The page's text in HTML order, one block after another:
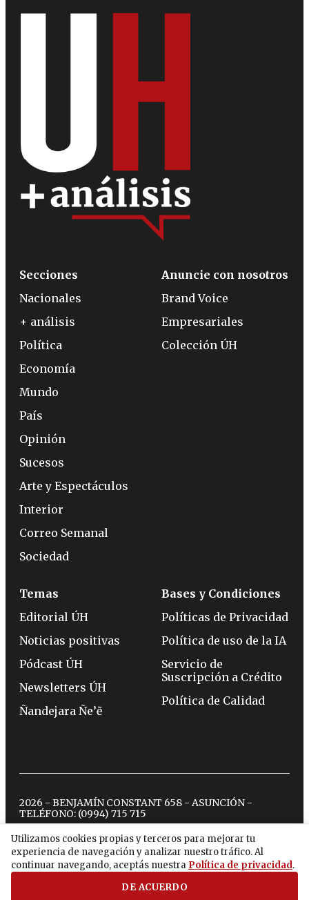
Utilizamos cookies propias y terceros para mejorar tu
experiencia de navegación y analizar nuestro tráfico. Al
continuar navegando, aceptás nuestra Política de privacidad.
DE ACUERDO
Secciones
Nacionales
+ análisis
Política
Economía
Mundo
País
Opinión
Sucesos
Arte y Espectáculos
Interior
Correo Semanal
Sociedad
Anuncie con nosotros
Brand Voice
Empresariales
Colección ÚH
Temas
Editorial ÚH
Noticias positivas
Pódcast ÚH
Newsletters ÚH
Ñandejara Ñe’ẽ
Bases y Condiciones
Políticas de Privacidad
Política de uso de la IA
Servicio de
Suscripción a Crédito
Política de Calidad
2026 - BENJAMÍN CONSTANT 658 - ASUNCIÓN -
TELÉFONO: (0994) 715 715
twitterinstagram
facebook
tiktokyoutubespotify